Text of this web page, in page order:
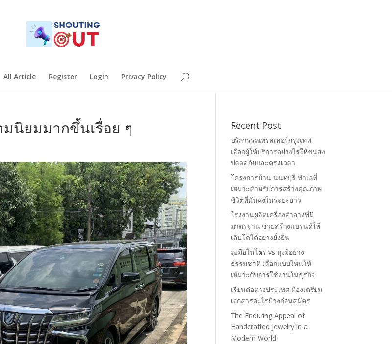
All Article Register Login Privacy Policy
มนิยมมากขึ้นเรื่อย ๆ Recent Post
บริการรถเทรลเลอร์กรุงเทพ
เลือกผู้ให้บริการอย่างไรให้ขนส่ง
ปลอดภัยและตรงเวลา
โครงการบ้าน นนทบุรี ทำเลที่
เหมาะสำหรับการสร้างคุณภาพ
ชีวิตที่มั่นคงในระยะยาว
โรงงานผลิตเครื่องสำอางที่มี
มาตรฐาน ช่วยสร้างแบรนด์ให้
เติบโตได้อย่างยั่งยืน
ถุงมือไนไตร vs ถุงมือยาง
ธรรมชาติ เลือกแบบไหนให้
เหมาะกับการใช้งานในธุรกิจ
เรียนต่อต่างประเทศ ต้องเตรียม
เอกสารอะไรบ้างก่อนสมัคร
The Enduring Appeal of
Handcrafted Jewelry in a
Modern World